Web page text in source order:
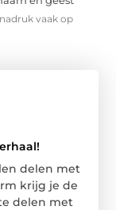
vaak op
delen met
krijg je de
delen met